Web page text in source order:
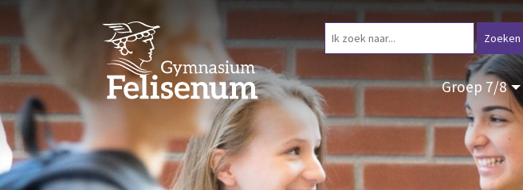
Groep 7/8